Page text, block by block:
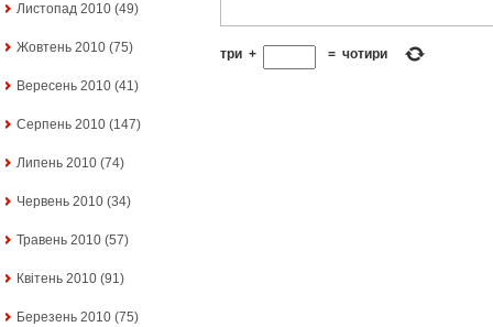
Листопад 2010 (49)
Жовтень 2010 (75)
Вересень 2010 (41)
Серпень 2010 (147)
Липень 2010 (74)
Червень 2010 (34)
Травень 2010 (57)
Квітень 2010 (91)
Березень 2010 (75)
три + = чотири